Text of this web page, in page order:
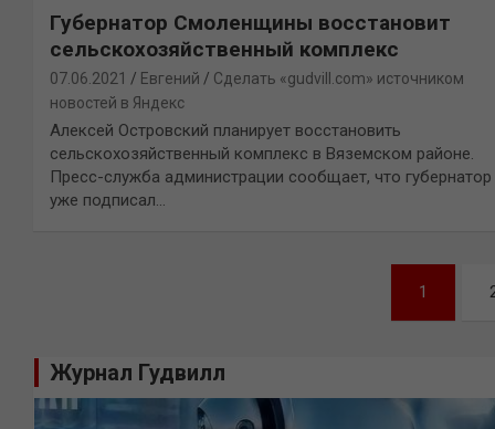
Губернатор Смоленщины восстановит
сельскохозяйственный комплекс
07.06.2021 Евгений
Сделать «gudvill.com» источником
новостей в Яндекс
Алексей Островский планирует восстановить
сельскохозяйственный комплекс в Вяземском районе.
Пресс-служба администрации сообщает, что губернатор
уже подписал…
записям
1
Журнал Гудвилл